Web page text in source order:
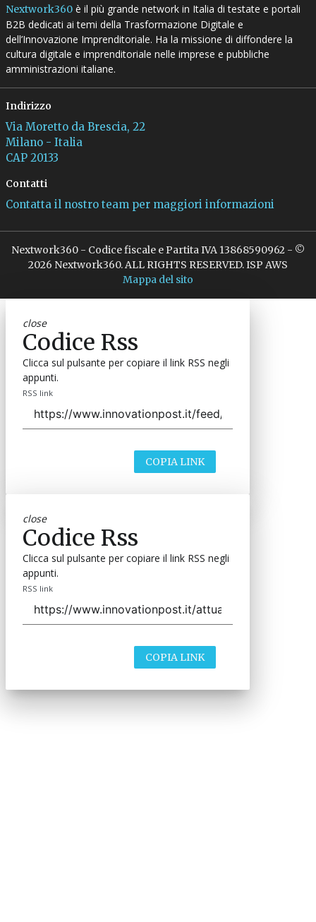
Nextwork360è il più grande network in Italia di testate e portali
B2B dedicati ai temi della Trasformazione Digitale e
dell’Innovazione Imprenditoriale. Ha la missione di diffondere la
cultura digitale e imprenditoriale nelle imprese e pubbliche
amministrazioni italiane.
Indirizzo
Via Moretto da Brescia, 22
Milano - Italia
CAP 20133
Contatti
Contatta il nostro team per maggiori informazioni
Nextwork360 - Codice fiscale e Partita IVA 13868590962 - ©
2026 Nextwork360. ALL RIGHTS RESERVED. ISP AWS
Mappa del sito
close
Codice Rss
Clicca sul pulsante per copiare il link RSS negli
appunti.
RSS link
COPIA LINK
close
Codice Rss
Clicca sul pulsante per copiare il link RSS negli
appunti.
RSS link
COPIA LINK